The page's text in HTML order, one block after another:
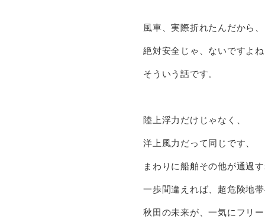
風車、実際折れたんだから、
絶対安全じゃ、ないですよ
そういう話です。
陸上浮力だけじゃなく、
洋上風力だって同じです、
まわりに船舶その他が通過
一歩間違えれば、超危険地
秋田の未来が、一気にフリ